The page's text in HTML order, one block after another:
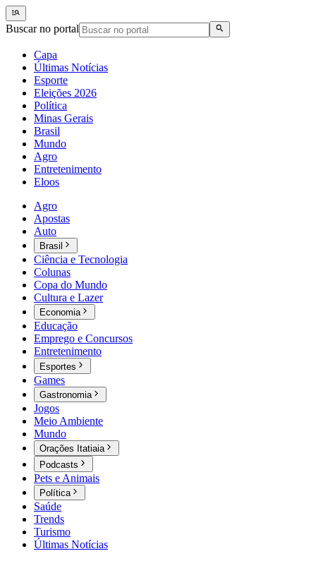
Buscar no portal
Capa
Últimas Notícias
Esporte
Eleições 2026
Política
Minas Gerais
Brasil
Mundo
Agro
Entretenimento
Eloos
Agro
Apostas
Auto
Brasil
Ciência e Tecnologia
Colunas
Copa do Mundo
Cultura e Lazer
Economia
Educação
Emprego e Concursos
Entretenimento
Esportes
Games
Gastronomia
Jogos
Meio Ambiente
Mundo
Orações Itatiaia
Podcasts
Pets e Animais
Política
Saúde
Trends
Turismo
Últimas Notícias